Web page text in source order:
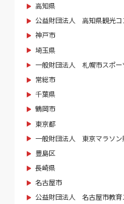
高知県
公益財団法人 高知県観光コ
神戸市
埼玉県
一般財団法人 札幌市スポー
常総市
千葉県
鶴岡市
東京都
一般財団法人 東京マラソン
豊島区
長崎県
名古屋市
公益財団法人 名古屋市教育